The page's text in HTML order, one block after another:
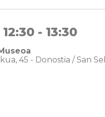
12:30 - 13:30
45 - Donostia / San